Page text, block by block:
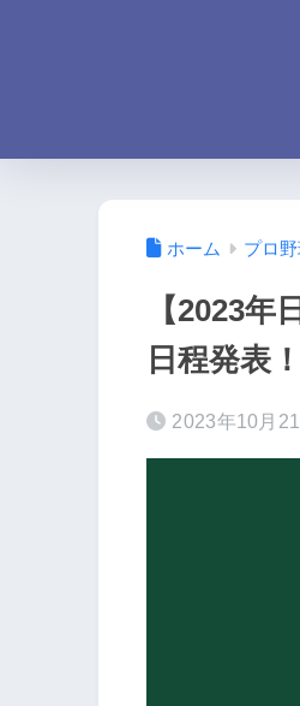
ホーム プロ
【2023
日程発表
2023年10月21